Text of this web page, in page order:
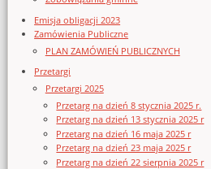
Emisja obligacji 2023
Zamówienia Publiczne
PLAN ZAMÓWIEŃ PUBLICZNYCH
Przetargi
Przetargi 2025
Przetarg na dzień 8 stycznia 2025 r.
Przetarg na dzień 13 stycznia 2025 r
Przetarg na dzień 16 maja 2025 r
Przetarg na dzień 23 maja 2025 r
Przetarg na dzień 22 sierpnia 2025 r